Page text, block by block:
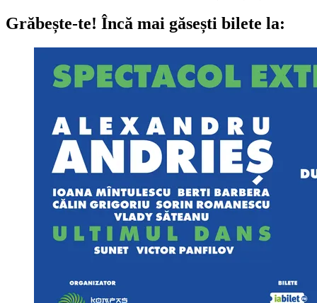
Grăbește-te! Încă mai găsești bilete la: